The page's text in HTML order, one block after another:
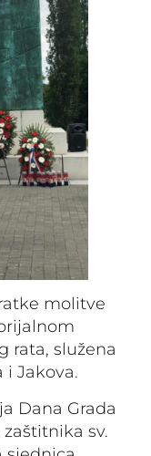
molitve
rata, služena
i Jakova.
Dana Grada
sv.